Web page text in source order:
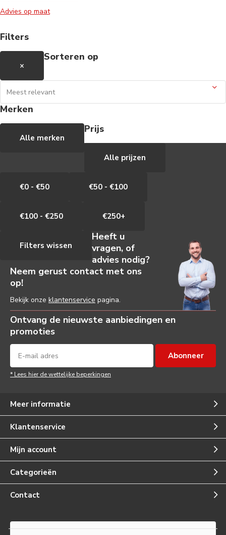
Advies op maat
Filters
×
Sorteren op
Merken
Alle merken
Prijs
Alle prijzen
€0 - €50 €50 - €100
€100 - €250 €250+
Filters wissen
Heeft u
vragen, of
advies nodig?
Neem gerust contact met ons
op!
Bekijk onze klantenservice pagina.
Ontvang de nieuwste aanbiedingen en
promoties
Abonneer
* Lees hier de wettelijke beperkingen
Meer informatie
Klantenservice
Mijn account
Categorieën
Contact